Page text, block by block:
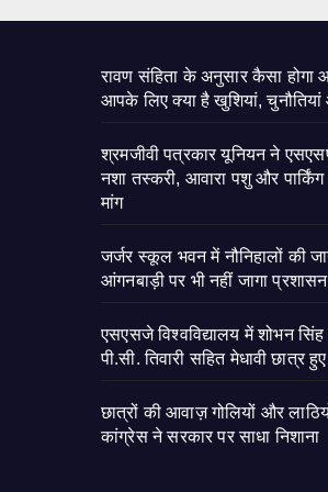
रावण संहिता के अनुसार कैसा
आपके लिए क्या है खुशियां,
श्रमजीवी पत्रकार यूनियन ने
नशा तस्करी, आवारा पशु और पार्किंग
मांग
जर्जर स्कूल भवन में नौनिहालों की
आंगनबाड़ी पर भी नहीं जागा प्रशासन
एसएसजे विश्वविद्यालय में शोभन सिंह
पी.सी. तिवारी सहित मेधावी छात्र
छात्रों की आवाज़ गोलियों और
कांग्रेस ने सरकार पर साधा निशाना